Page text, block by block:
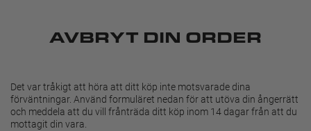
AVBRYT DIN ORDER
Det var tråkigt att höra att ditt köp inte motsvarade dina
förväntningar. Använd formuläret nedan för att utöva din ångerrätt
och meddela att du vill frånträda ditt köp inom 14 dagar från att du
mottagit din vara.